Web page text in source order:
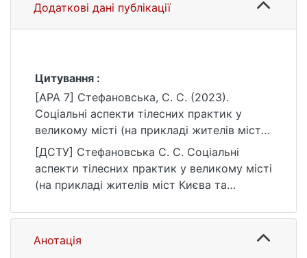
Додаткові дані публікації
Цитування :
[APA 7] Стефановська, С. С. (2023).
Соціальні аспекти тілесних практик у
великому місті (на прикладі жителів міст
Києва та Харкова) [Магістерська робота,
Київський національний університет імені
Тараса Шевченка]. eKNUTSHIR.
https://ir.library.knu.ua/handle/123456789/42
69
[ДСТУ] Стефановська С. С. Соціальні
аспекти тілесних практик у великому місті
(на прикладі жителів міст Києва та
05 Соціальні та поведінкові науки. Київ,
2023. 196 с. URL:
https://ir.library.knu.ua/handle/123456789/42
Анотація